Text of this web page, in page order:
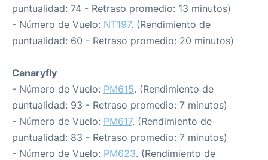
puntualidad: 74 - Retraso promedio: 13 minutos)
- Número de Vuelo: NT197. (Rendimiento de
puntualidad: 60 - Retraso promedio: 20 minutos)
Canaryfly
- Número de Vuelo: PM615. (Rendimiento de
puntualidad: 93 - Retraso promedio: 7 minutos)
- Número de Vuelo: PM617. (Rendimiento de
puntualidad: 83 - Retraso promedio: 7 minutos)
- Número de Vuelo: PM623. (Rendimiento de